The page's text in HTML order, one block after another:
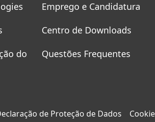
do
Emprego e Candidatura
Centro de Downloads
Questões Frequentes
de Proteção de Dados